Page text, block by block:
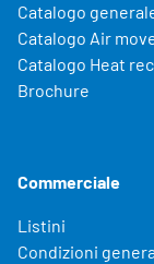
Catalogo
Catalogo Air
Catalogo Heat
Brochure
Commerciale
Listini
Condizioni